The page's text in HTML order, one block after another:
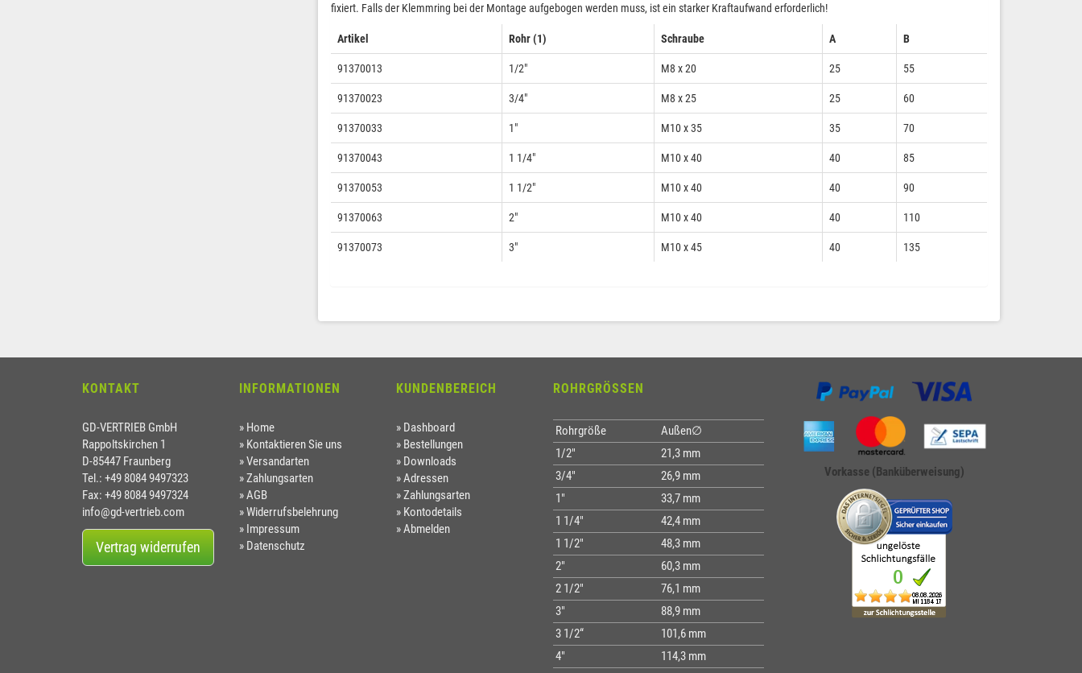
fixiert. Falls der Klemmring bei der Montage aufgebogen werden muss, ist ein starker Kraftaufwand erforderlich!
Artikel Rohr (1) Schraube A B
91370013 1/2″ M8 x 20 25 55
91370023 3/4″ M8 x 25 25 60
91370033 1″ M10 x 35 35 70
91370043 1 1/4″ M10 x 40 40 85
91370053 1 1/2″ M10 x 40 40 90
91370063 2″ M10 x 40 40 110
91370073 3″ M10 x 45 40 135
KONTAKT
GD-VERTRIEB GmbH
Rappoltskirchen 1
D-85447 Fraunberg
Tel.: +49 8084 9497323
Fax: +49 8084 9497324
info@gd-vertrieb.com
Vertrag widerrufen
INFORMATIONEN
Home
Kontaktieren Sie uns
Versandarten
Zahlungsarten
AGB
Widerrufsbelehrung
Impressum
Datenschutz
KUNDENBEREICH
Dashboard
Bestellungen
Downloads
Adressen
Zahlungsarten
Kontodetails
Abmelden
ROHRGRÖSSEN
Rohrgröße
Außen∅
1/2"
21,3 mm
3/4"
26,9 mm
1"
33,7 mm
1 1/4"
42,4 mm
1 1/2"
48,3 mm
2"
60,3 mm
2 1/2"
76,1 mm
3"
88,9 mm
3 1/2“
101,6 mm
4"
114,3 mm
Vorkasse (Banküberweisung)